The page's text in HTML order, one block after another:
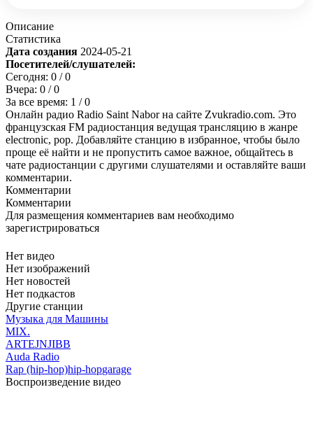
Описание
Статистика
Дата создания 2024-05-21
Посетителей/слушателей:
Сегодня: 0 / 0
Вчера: 0 / 0
За все время: 1 / 0
Онлайн радио Radio Saint Nabor на сайте Zvukradio.com. Это
французская FM радиостанция ведущая трансляцию в жанре
electronic, pop. Добавляйте станцию в избранное, чтобы было
проще её найти и не пропустить самое важное, общайтесь в
чате радиостанции с другими слушателями и оставляйте ваши
комментарии.
Комментарии
Комментарии
Для размещения комментариев вам необходимо
зарегистрироваться
Нет видео
Нет изображений
Нет новостей
Нет подкастов
Другие станции
Музыка для Машины
MIX.
ARTEJNJIBB
Auda Radio
Rap (hip-hop)hip-hopgarage
Воспроизведение видео